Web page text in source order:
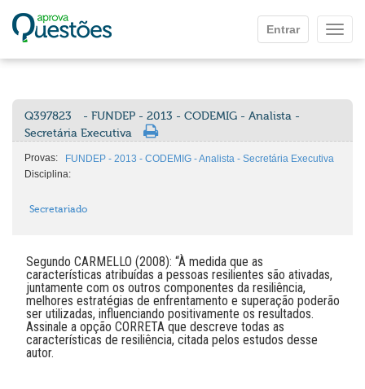
Entrar
Q397823
- FUNDEP - 2013 - CODEMIG - Analista -
Secretária Executiva
Provas:
FUNDEP - 2013 - CODEMIG - Analista - Secretária Executiva
Disciplina:
Secretariado
Segundo CARMELLO (2008): “À medida que as
características atribuídas a pessoas resilientes são ativadas,
juntamente com os outros componentes da resiliência,
melhores estratégias de enfrentamento e superação poderão
ser utilizadas, influenciando positivamente os resultados.
Assinale a opção CORRETA que descreve todas as
características de resiliência, citada pelos estudos desse
autor.